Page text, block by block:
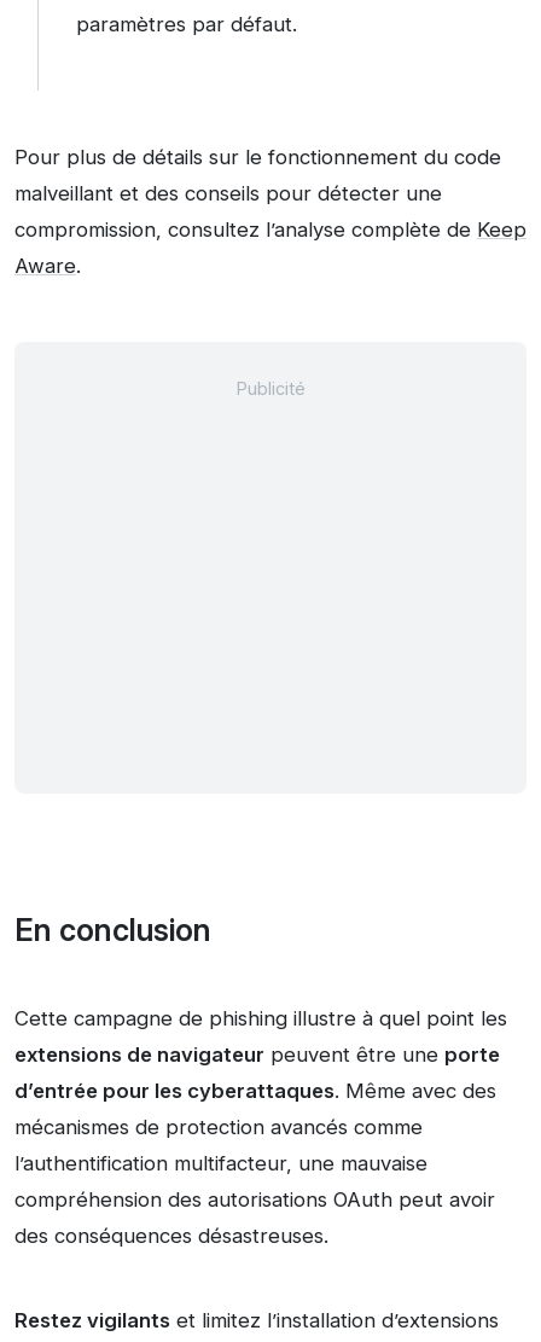
paramètres par défaut.
Pour plus de détails sur le fonctionnement du code
malveillant et des conseils pour détecter une
compromission, consultez l’analyse complète de Keep
Aware.
En conclusion
Cette campagne de phishing illustre à quel point les
extensions de navigateur peuvent être une porte
d’entrée pour les cyberattaques. Même avec des
mécanismes de protection avancés comme
l’authentification multifacteur, une mauvaise
compréhension des autorisations OAuth peut avoir
des conséquences désastreuses.
Restez vigilants et limitez l’installation d’extensions